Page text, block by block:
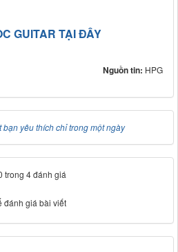
GUITAR TẠI ĐÂY
Nguồn tin: HPG
yêu thích chỉ trong một ngày
trong 4 đánh giá
đánh giá bài viết